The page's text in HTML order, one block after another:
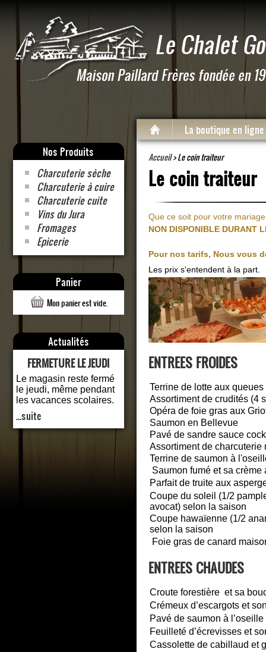
La boutique en ligne
Accueil> Le coin traiteur
Le coin traiteur
Que ce soit pour votre
NON DISPONIBLE DURANT
Pour nos tarifs, Nous vous
Les prix s'entendent à la part.
ENTREES FROIDES
Terrine de lotte aux queues
Assortiment de crudités (4
Opéra de foie gras aux
Saumon en Bellevue
Pavé de sandre sauce
Assortiment de charcuterie
Terrine de saumon à
Saumon fumé et sa crème
Parfait de truite aux
Coupe du soleil (1/2
avocat) selon la saison
Coupe hawaïenne (1/2
selon la saison
Foie gras de canard
ENTREES CHAUDES
Croute forestière et sa
Crémeux d’escargots et
Pavé de saumon à
Feuilleté d’écrevisses et
Cassolette de cabillaud et
Nos Produits
Charcuterie sèche
Charcuterie à cuire
Charcuterie cuite
Vins du Jura
Fromages
Epicerie
Panier
Mon panier est vide.
Actualités
FERMETURE LE JEUDI
Le magasin reste fermé
le jeudi, même pendant
les vacances scolaires.
...suite